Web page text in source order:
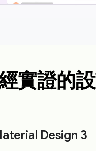
實證的
Design 3